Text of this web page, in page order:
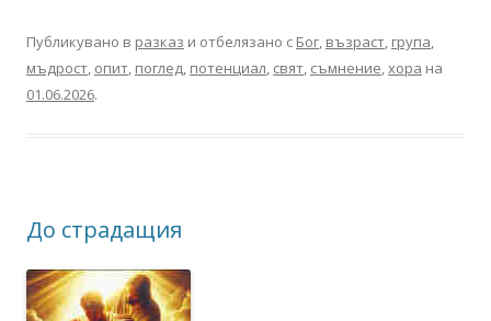
Публикувано в разказ и отбелязано с Бог, възраст, група,
мъдрост, опит, поглед, потенциал, свят, съмнение,хора на
01.06.2026.
До страдащия